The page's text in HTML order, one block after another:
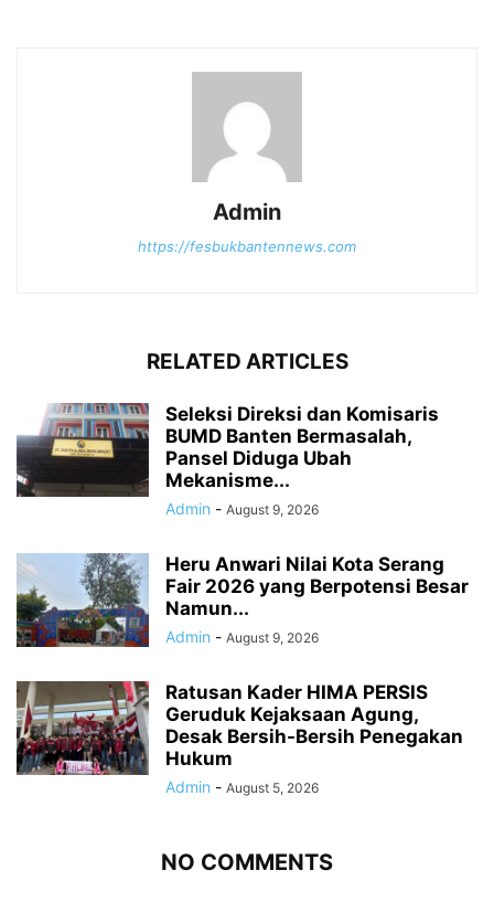
Admin
https://fesbukbantennews.com
RELATED ARTICLES
Seleksi Direksi dan Komisaris
BUMD Banten Bermasalah,
Pansel Diduga Ubah
Mekanisme...
Admin - August 9, 2026
Heru Anwari Nilai Kota Serang
Fair 2026 yang Berpotensi Besar
Namun...
Admin - August 9, 2026
Ratusan Kader HIMA PERSIS
Geruduk Kejaksaan Agung,
Desak Bersih-Bersih Penegakan
Hukum
Admin - August 5, 2026
NO COMMENTS